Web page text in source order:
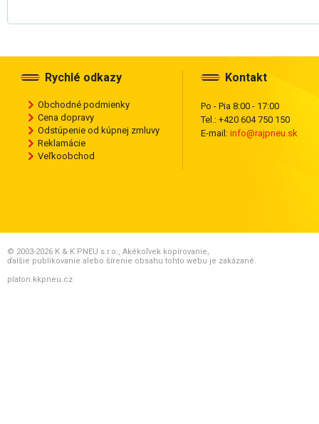
Rychlé odkazy
Obchodné podmienky
Cena dopravy
Odstúpenie od kúpnej zmluvy
Reklamácie
Veľkoobchod
Kontakt
Po - Pia 8:00 - 17:00
Tel.: +420 604 750 150
E-mail: info@rajpneu.sk
© 2003-2026 K & K PNEU s.r.o., Akékoľvek kopírovanie,
ďalšie publikovanie alebo šírenie obsahu tohto webu je zakázané.
platon.kkpneu.cz